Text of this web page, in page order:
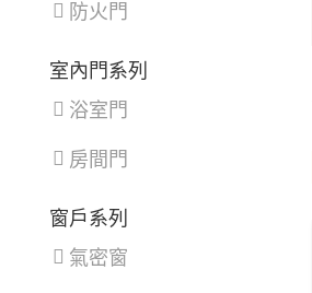
防火門
室內門系列
浴室門
房間門
窗戶系列
氣密窗